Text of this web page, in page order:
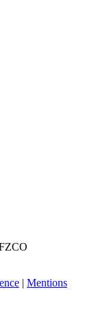
| Mentions